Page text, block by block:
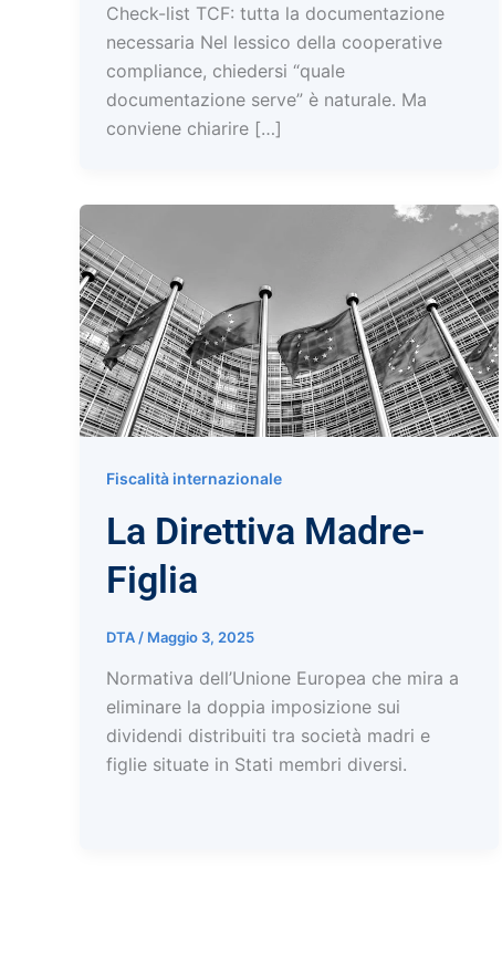
Check-list TCF: tutta la documentazione
necessaria Nel lessico della cooperative
compliance, chiedersi “quale
documentazione serve” è naturale. Ma
conviene chiarire […]
Fiscalità internazionale
La Direttiva Madre-
Figlia
DTA / Maggio 3, 2025
Normativa dell’Unione Europea che mira a
eliminare la doppia imposizione sui
dividendi distribuiti tra società madri e
figlie situate in Stati membri diversi.